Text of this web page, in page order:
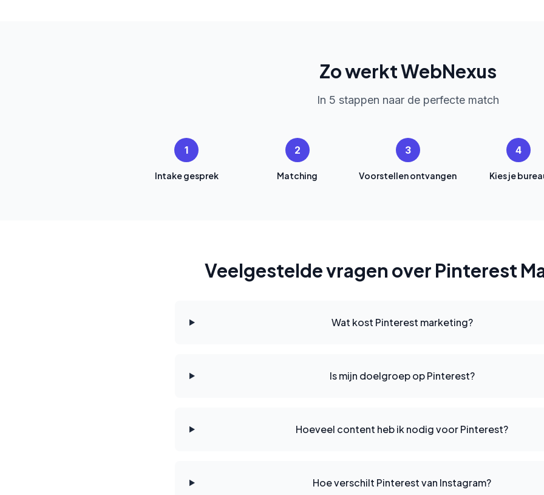
Zo werkt WebNexus
In 5 stappen naar de perfecte match
1
Intake gesprek
2
Matching
3
Voorstellen ontvangen
4
Kies je
Veelgestelde vragen over Pinterest
Wat kost Pinterest marketing?
Is mijn doelgroep op Pinterest?
Hoeveel content heb ik nodig voor Pinterest?
Hoe verschilt Pinterest van Instagram?